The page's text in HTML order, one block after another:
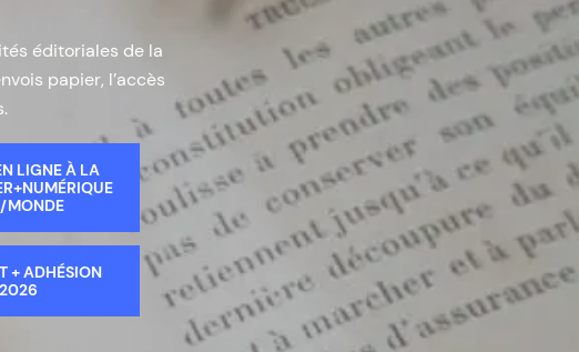
éditoriales de la
papier, l’accès
LIGNE À LA
MONDE
+ ADHÉSION